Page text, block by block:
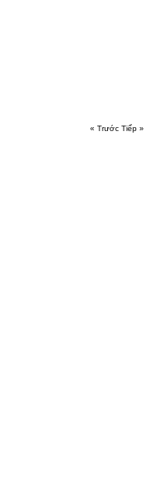
« Trước Tiếp »